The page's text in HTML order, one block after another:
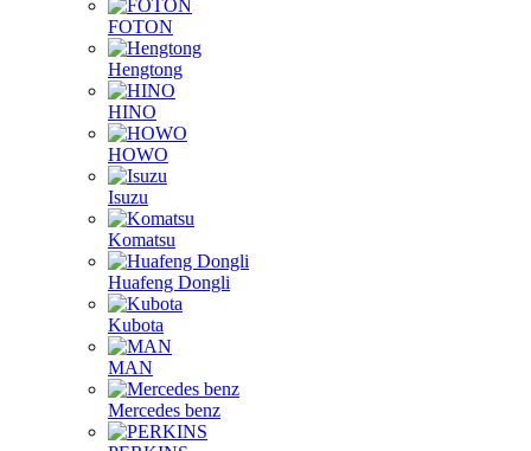
Hengtong
HINO
HOWO
Isuzu
Komatsu
Huafeng Dongli
Kubota
MAN
Mercedes benz
PERKINS
QUANCHAI